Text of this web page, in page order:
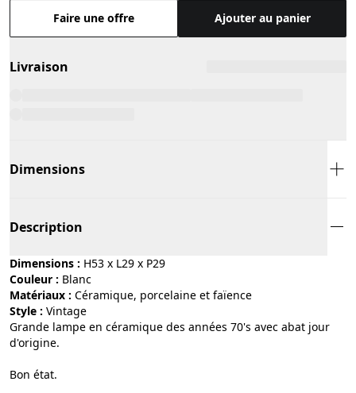
Faire une offre Ajouter au panier
Livraison
Dimensions
Description
Dimensions : H53 x L29 x P29
Couleur :
blanc
Matériaux :
céramique, porcelaine et faïence
Style :
vintage
Grande lampe en céramique des années 70's avec abat jour
d'origine.
Bon état.